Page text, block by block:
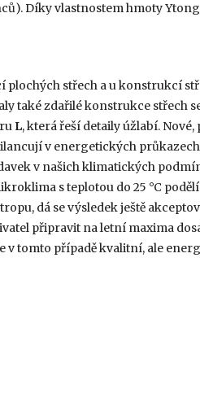
Díky vlastnostem hmoty
plochých střech a u konstrukcí
také zdařilé konstrukce střech
L, která řeší detaily úžlabí. Nové,
v energetických
v našich klimatických
s teplotou do 25 °C podělí
dá se výsledek ještě
připravit na letní maxima
v tomto případě kvalitní, ale